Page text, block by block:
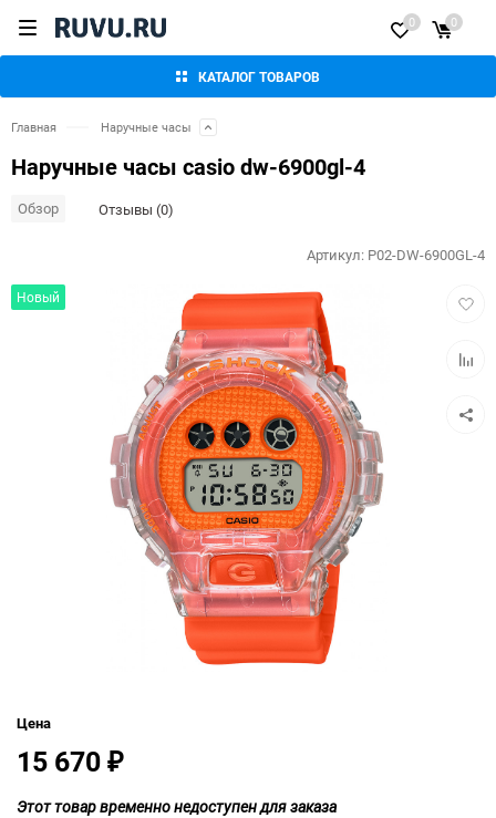
КАТАЛОГ ТОВАРОВ
0 0
Главная Наручные часы
Наручные часы casio dw-6900gl-4
Обзор Отзывы (0)
Новый
Артикул: P02-DW-6900GL-4
Цена
15 670 ₽
Этот товар временно недоступен для заказа